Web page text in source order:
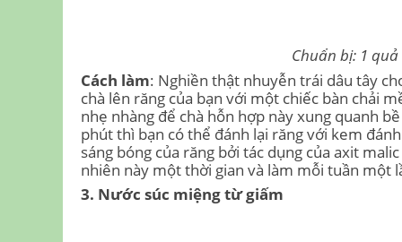
Chuẩn bị: 1
Cách làm: Nghiền thật nhuyễn trái dâu tây
chà lên răng của bạn với một chiếc bàn chải
nhẹ nhàng để chà hỗn hợp này xung quanh
phút thì bạn có thể đánh lại răng với kem
sáng bóng của răng bởi tác dụng của axit
nhiên này một thời gian và làm mỗi tuần một
3. Nước súc miệng từ giấm